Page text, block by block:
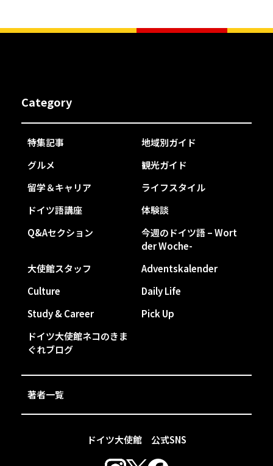
ドイツ大使館 公式SNS
Category
特集記事
地域別ガイド
グルメ
観光ガイド
留学＆キャリア
ライフスタイル
ドイツ語講座
体験談
Q&Aセクション
今週のドイツ語 – Wort
der Woche-
大使館スタッフ
Adventskalender
Culture
Daily Life
Study & Career
Pick Up
ドイツ大使館ネコのきま
ぐれブログ
著者一覧